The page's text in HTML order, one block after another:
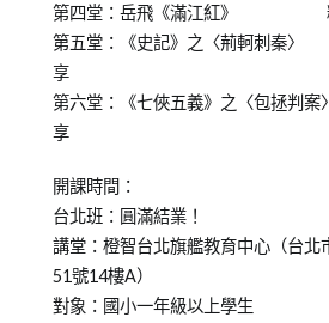
第四堂：岳飛《滿江紅》 精
第五堂：《史記》之〈荊軻刺秦〉
享
第六堂：《七俠五義》之〈包拯判案
享
開課時間：
台北班：圓滿結業！
講堂：橙智台北旗艦教育中心（台北
51號14樓A）
對象：國小一年級以上學生